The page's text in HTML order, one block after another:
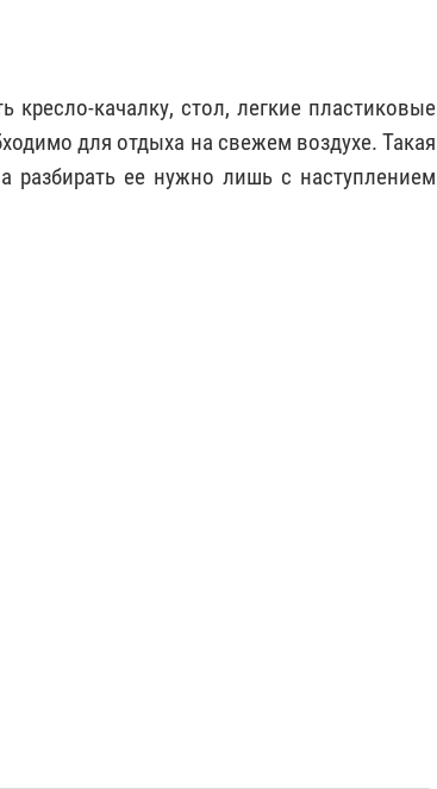
качалку, стол, легкие пластиковые
для отдыха на свежем воздухе. Такая
разбирать ее нужно лишь с наступлением